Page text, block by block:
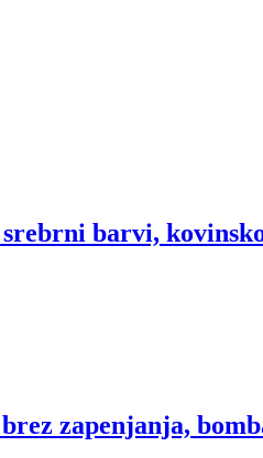
barvi,
zapenjanja,